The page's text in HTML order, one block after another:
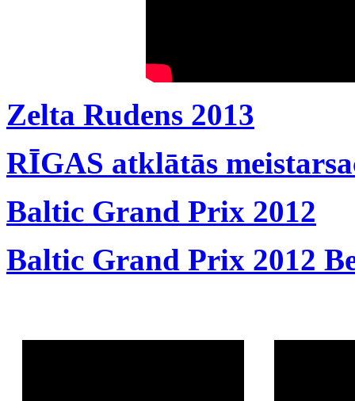
Zelta Rudens 2013
RĪGAS atklātās
Baltic Grand Prix 2012
Baltic Grand Prix 2012